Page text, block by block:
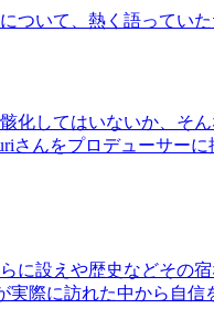
ついて、熱く語っていた
化してはいないか、そ
さんをプロデューサー
に設えや歴史などその
際に訪れた中から自信